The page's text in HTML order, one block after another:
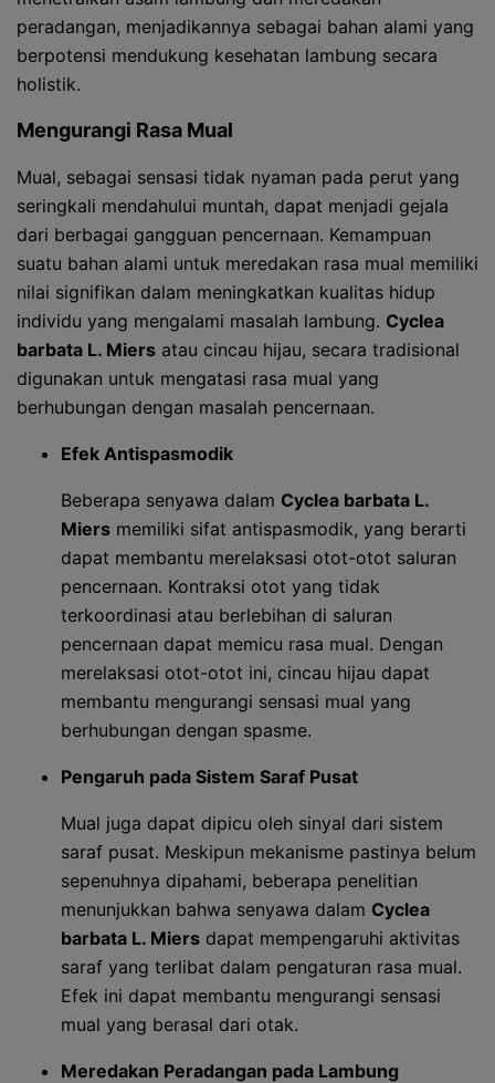
peradangan, menjadikannya sebagai bahan alami yang
berpotensi mendukung kesehatan lambung secara
holistik.
Mengurangi Rasa Mual
Mual, sebagai sensasi tidak nyaman pada perut yang
seringkali mendahului muntah, dapat menjadi gejala
dari berbagai gangguan pencernaan. Kemampuan
suatu bahan alami untuk meredakan rasa mual memiliki
nilai signifikan dalam meningkatkan kualitas hidup
individu yang mengalami masalah lambung. Cyclea
barbata L. Miers atau cincau hijau, secara tradisional
digunakan untuk mengatasi rasa mual yang
berhubungan dengan masalah pencernaan.
Efek Antispasmodik
Beberapa senyawa dalam Cyclea barbata L.
Miers memiliki sifat antispasmodik, yang berarti
dapat membantu merelaksasi otot-otot saluran
pencernaan. Kontraksi otot yang tidak
terkoordinasi atau berlebihan di saluran
pencernaan dapat memicu rasa mual. Dengan
merelaksasi otot-otot ini, cincau hijau dapat
membantu mengurangi sensasi mual yang
berhubungan dengan spasme.
Pengaruh pada Sistem Saraf Pusat
Mual juga dapat dipicu oleh sinyal dari sistem
saraf pusat. Meskipun mekanisme pastinya belum
sepenuhnya dipahami, beberapa penelitian
menunjukkan bahwa senyawa dalam Cyclea
barbata L. Miers dapat mempengaruhi aktivitas
saraf yang terlibat dalam pengaturan rasa mual.
Efek ini dapat membantu mengurangi sensasi
mual yang berasal dari otak.
Meredakan Peradangan pada Lambung